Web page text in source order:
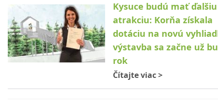
Kysuce budú mať ďalšiu
atrakciu: Korňa získala
dotáciu na novú
výstavba sa začne už
rok
Čítajte viac>